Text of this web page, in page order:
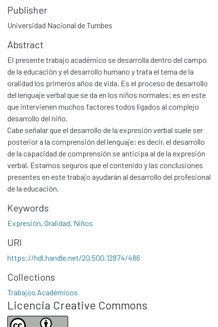
Communities & Collections
Publisher
Universidad Nacional de Tumbes
Abstract
El presente trabajo académico se desarrolla dentro del campo
de la educación y el desarrollo humano y trata el tema de la
oralidad los primeros años de vida. Es el proceso de desarrollo
del lenguaje verbal que se da en los niños normales; es en este
que intervienen muchos factores todos ligados al complejo
desarrollo del niño.
Cabe señalar que el desarrollo de la expresión verbal suele ser
posterior a la comprensión del lenguaje; es decir, el desarrollo
de la capacidad de comprensión se anticipa al de la expresión
verbal. Estamos seguros que el contenido y las conclusiones
presentes en este trabajo ayudarán al desarrollo del profesional
de la educación.
Keywords
Expresión, Oralidad, Niños
URI
https://hdl.handle.net/20.500.12874/486
Collections
Trabajos Académicos
Licencia Creative Commons